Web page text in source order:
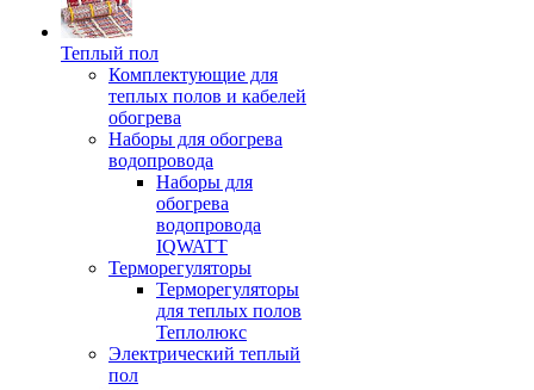
Теплый пол
Комплектующие для
теплых полов и кабелей
обогрева
Наборы для обогрева
водопровода
Наборы для
обогрева
водопровода
IQWATT
Терморегуляторы
Терморегуляторы
для теплых полов
Теплолюкс
Электрический теплый
пол